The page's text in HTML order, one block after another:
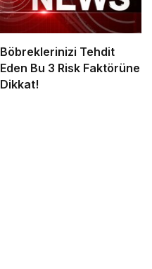
Böbreklerinizi Tehdit
Eden Bu 3 Risk Faktörüne
Dikkat!